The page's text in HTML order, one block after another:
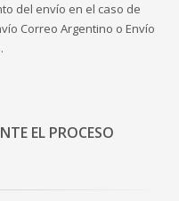
del envío en el caso de
Correo Argentino o Envío
EL PROCESO